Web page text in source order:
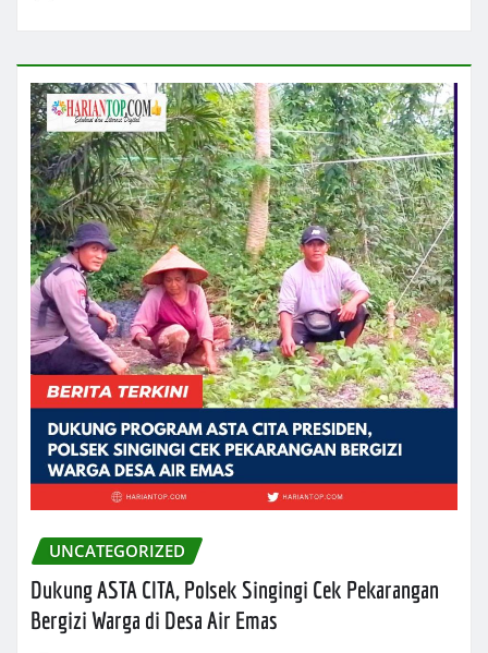
UNCATEGORIZED
Dukung ASTA CITA, Polsek Singingi Cek Pekarangan
Bergizi Warga di Desa Air Emas